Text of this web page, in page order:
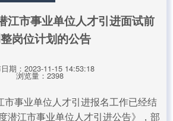
江市事业单位人才引进面试前
岗位计划的公告
期：2023-11-15 14:53:18
浏览量：2398
市事业单位人才引进报名工作已经结
潜江市事业单位人才引进公告》，部